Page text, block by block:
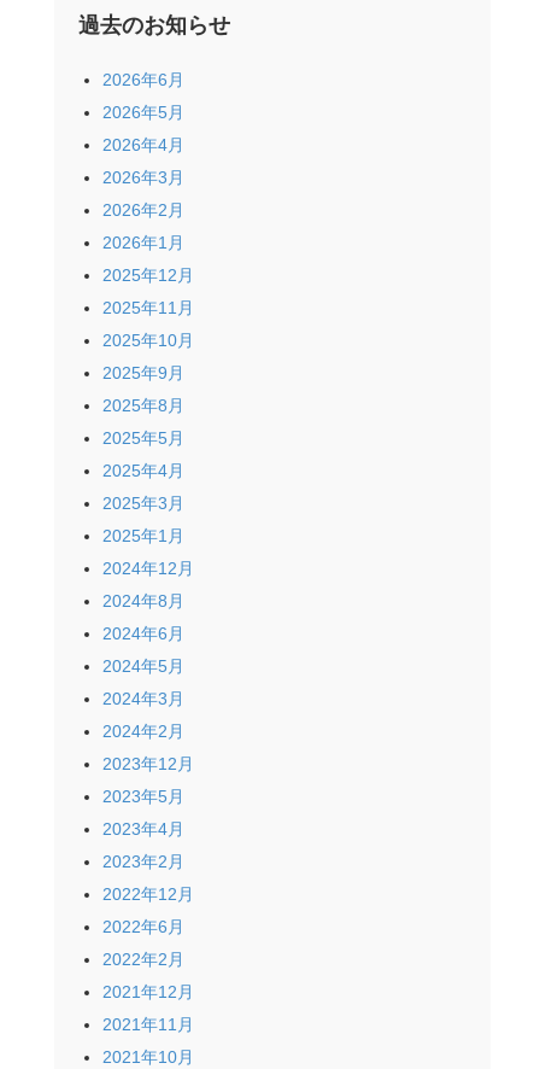
過去のお知らせ
2026年6月
2026年5月
2026年4月
2026年3月
2026年2月
2026年1月
2025年12月
2025年11月
2025年10月
2025年9月
2025年8月
2025年5月
2025年4月
2025年3月
2025年1月
2024年12月
2024年8月
2024年6月
2024年5月
2024年3月
2024年2月
2023年12月
2023年5月
2023年4月
2023年2月
2022年12月
2022年6月
2022年2月
2021年12月
2021年11月
2021年10月